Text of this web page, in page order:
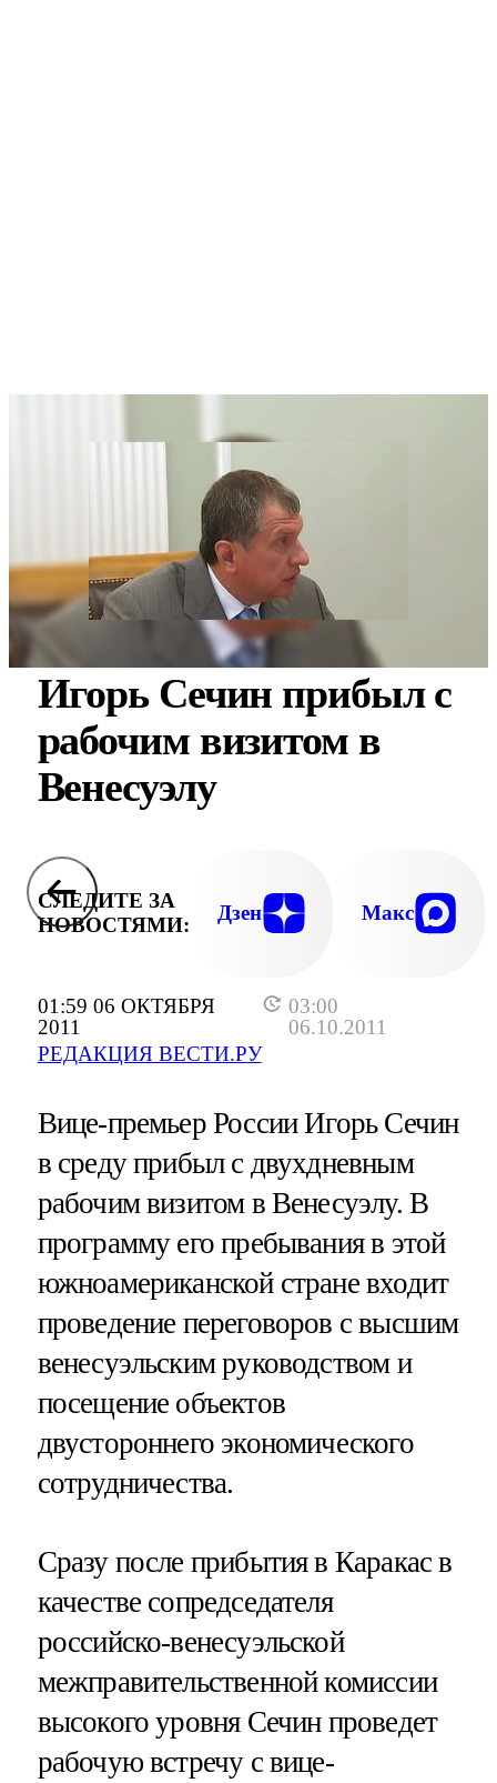
01:59 06 ОКТЯБРЯ
2011
03:00
06.10.2011
РЕДАКЦИЯ ВЕСТИ.РУ
Игорь Сечин прибыл с
рабочим визитом в
Венесуэлу
СЛЕДИТЕ ЗА
НОВОСТЯМИ:
Дзен Макс
Вице-премьер России Игорь Сечин
в среду прибыл с двухдневным
рабочим визитом в Венесуэлу. В
программу его пребывания в этой
южноамериканской стране входит
проведение переговоров с высшим
венесуэльским руководством и
посещение объектов
двустороннего экономического
сотрудничества.
Сразу после прибытия в Каракас в
качестве сопредседателя
российско-венесуэльской
межправительственной комиссии
высокого уровня Сечин проведет
рабочую встречу с вице-